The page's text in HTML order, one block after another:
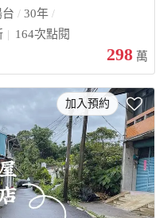
30年
164次點閱
298 萬
加入預約